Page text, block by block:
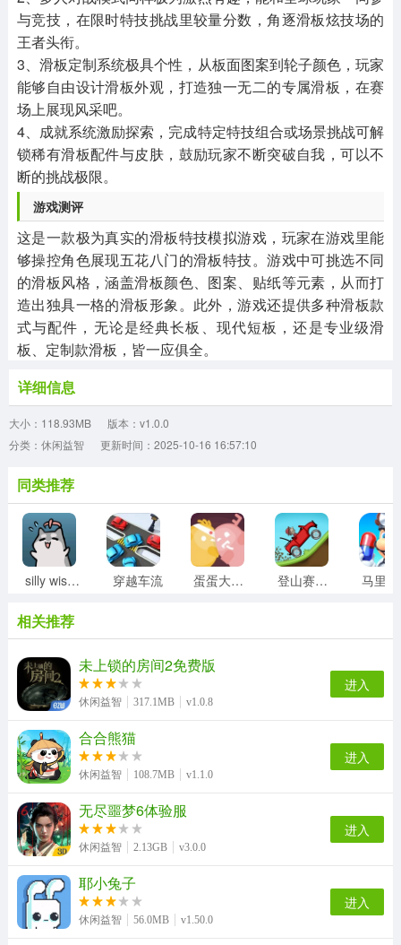
与竞技，在限时特技挑战里较量分数，角逐滑板炫技场的
王者头衔。
3、滑板定制系统极具个性，从板面图案到轮子颜色，玩家
能够自由设计滑板外观，打造独一无二的专属滑板，在赛
场上展现风采吧。
4、成就系统激励探索，完成特定特技组合或场景挑战可解
锁稀有滑板配件与皮肤，鼓励玩家不断突破自我，可以不
断的挑战极限。
游戏测评
这是一款极为真实的滑板特技模拟游戏，玩家在游戏里能
够操控角色展现五花八门的滑板特技。游戏中可挑选不同
的滑板风格，涵盖滑板颜色、图案、贴纸等元素，从而打
造出独具一格的滑板形象。此外，游戏还提供多种滑板款
式与配件，无论是经典长板、现代短板，还是专业级滑
板、定制款滑板，皆一应俱全。
详细信息
大小：118.93MB
版本：v1.0.0
分类：休闲益智
更新时间：2025-10-16 16:57:10
同类推荐
silly wisher最新版 穿越车流 蛋蛋大乱斗 登山赛车1老旧版
相关推荐
未上锁的房间2免费版
休闲益智 317.1MB v1.0.8
进入
合合熊猫
休闲益智 108.7MB v1.1.0
进入
无尽噩梦6体验服
休闲益智 2.13GB v3.0.0
进入
耶小兔子
休闲益智 56.0MB v1.50.0
进入